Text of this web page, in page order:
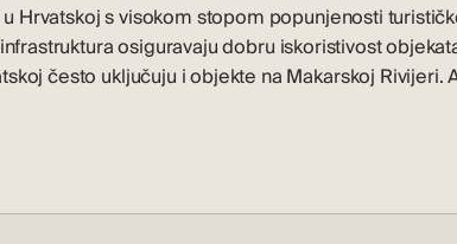
Hrvatskoj s visokom stopom popunjenosti
osiguravaju dobru iskoristivost
često uključuju i objekte na Makarskoj Rivijeri.